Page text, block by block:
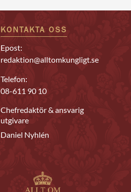
KONTAKTA OSS
Epost:
redaktion@alltomkungligt.se
Telefon:
08-611 90 10
Chefredaktör & ansvarig
utgivare
Daniel Nyhlén